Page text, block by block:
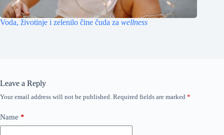
Voda, životinje i zelenilo čine čuda za wellness
Leave a Reply
Your email address will not be published. Required fields are marked *
Name *